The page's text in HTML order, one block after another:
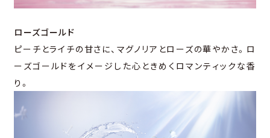
ローズゴールド
ピーチとライチの甘さに、マグノリアとローズの華やかさ。ロ
ーズゴールドをイメージした心ときめくロマンティックな香
り。